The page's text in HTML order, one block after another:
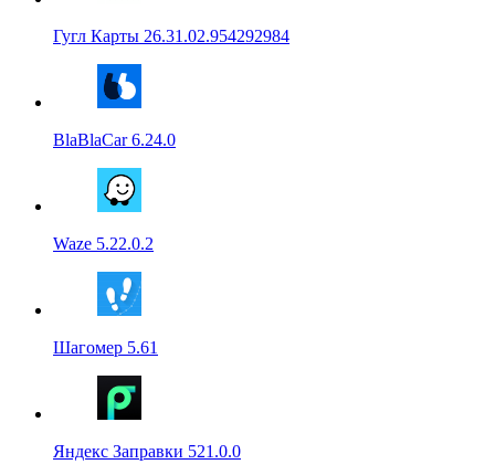
Гугл Карты 26.31.02.954292984
BlaBlaCar 6.24.0
Waze 5.22.0.2
Шагомер 5.61
Яндекс Заправки 521.0.0